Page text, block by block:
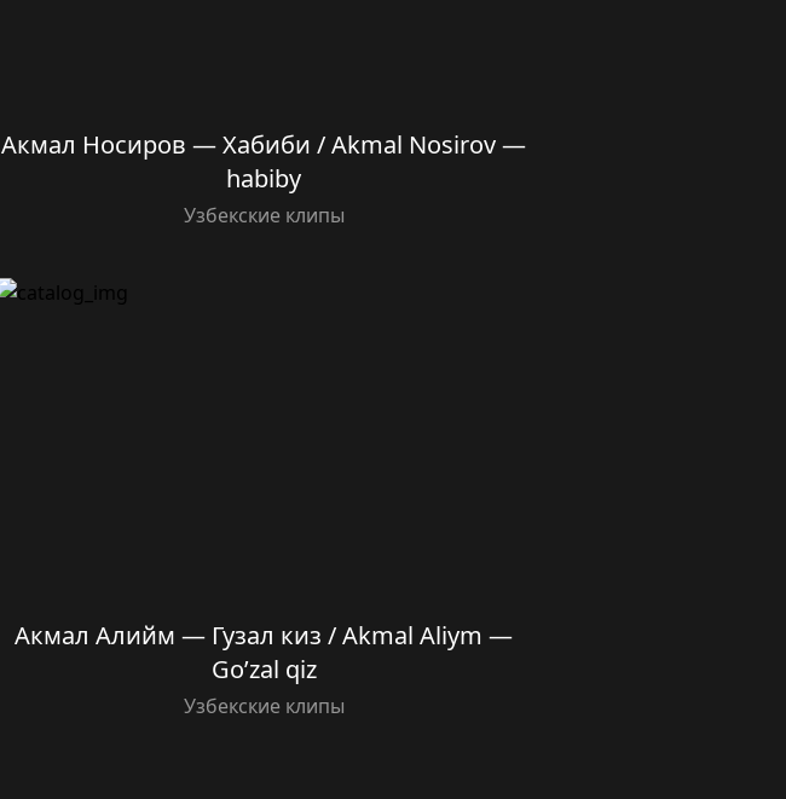
Акмал Носиров — Хабиби / Akmal Nosirov —
habiby
Узбекские клипы
Акмал Алийм — Гузал киз / Akmal Aliym —
Go’zal qiz
Узбекские клипы